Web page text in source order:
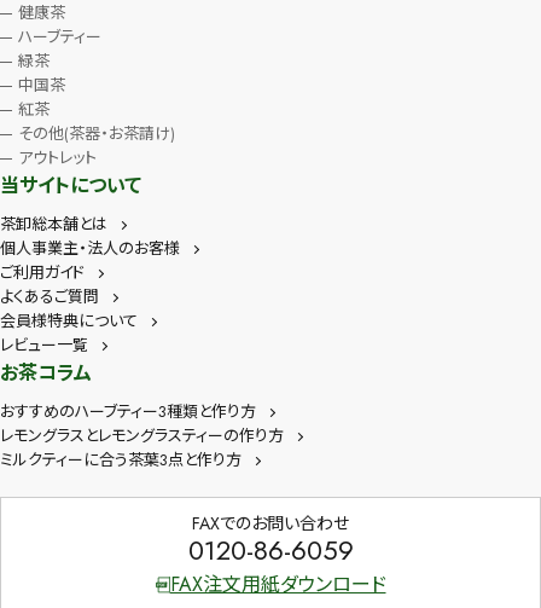
健康茶
ハーブティー
緑茶
中国茶
紅茶
その他(茶器・お茶請け)
アウトレット
当サイトについて
茶卸総本舗とは
個人事業主・法人のお客様
ご利用ガイド
よくあるご質問
会員様特典について
レビュー一覧
お茶コラム
おすすめのハーブティー3種類と作り方
レモングラスとレモングラスティーの作り方
ミルクティーに合う茶葉3点と作り方
FAXでのお問い合わせ
0120-86-6059
FAX注文用紙ダウンロード